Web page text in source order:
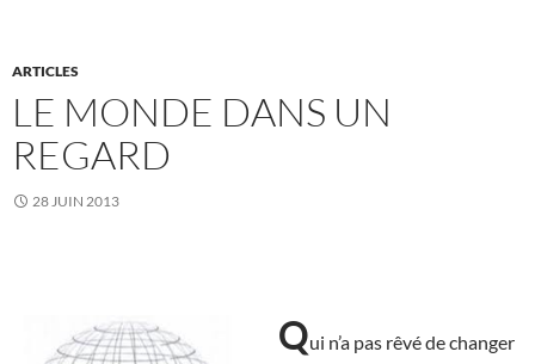
ARTICLES
LE MONDE DANS UN
REGARD
28 JUIN 2013
Qui n’a pas rêvé de changer